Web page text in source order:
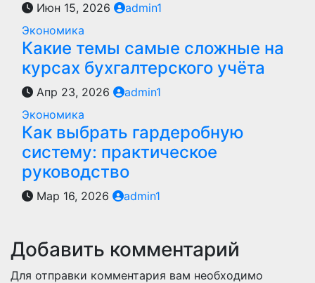
Июн 15, 2026
admin1
Экономика
Какие темы самые сложные на
курсах бухгалтерского учёта
Апр 23, 2026
admin1
Экономика
Как выбрать гардеробную
систему: практическое
руководство
Мар 16, 2026 admin1
Добавить комментарий
Для отправки комментария вам необходимо